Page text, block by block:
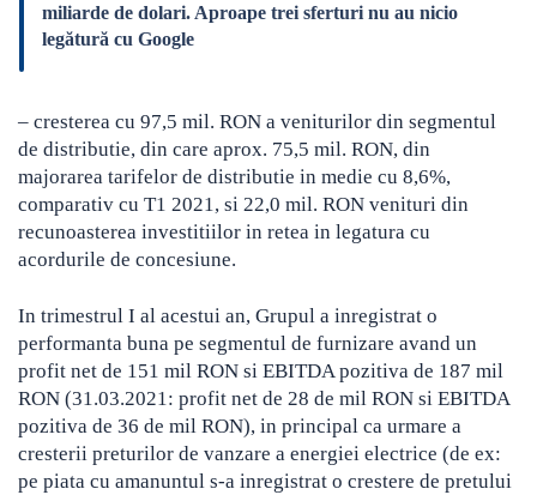
miliarde de dolari. Aproape trei sferturi nu au nicio
legătură cu Google
– cresterea cu 97,5 mil. RON a veniturilor din segmentul
de distributie, din care aprox. 75,5 mil. RON, din
majorarea tarifelor de distributie in medie cu 8,6%,
comparativ cu T1 2021, si 22,0 mil. RON venituri din
recunoasterea investitiilor in retea in legatura cu
acordurile de concesiune.
In trimestrul I al acestui an, Grupul a inregistrat o
performanta buna pe segmentul de furnizare avand un
profit net de 151 mil RON si EBITDA pozitiva de 187 mil
RON (31.03.2021: profit net de 28 de mil RON si EBITDA
pozitiva de 36 de mil RON), in principal ca urmare a
cresterii preturilor de vanzare a energiei electrice (de ex:
pe piata cu amanuntul s-a inregistrat o crestere de pretului